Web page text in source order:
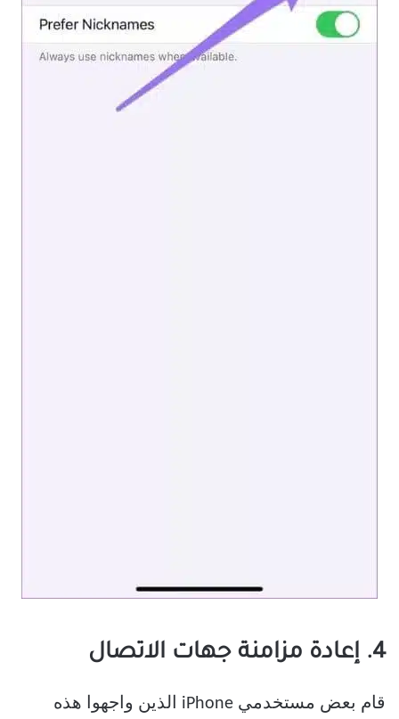
4. إعادة مزامنة جهات الاتصال
قام بعض مستخدمي iPhone الذين واجهوا هذه